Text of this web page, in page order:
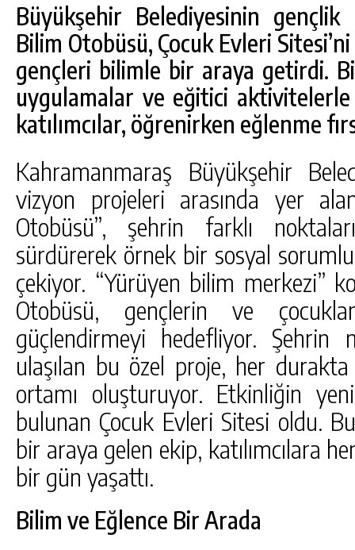
Büyükşehir Belediyesinin gençlik
Bilim Otobüsü, Çocuk Evleri
gençleri bilimle bir araya getirdi.
uygulamalar ve eğitici
katılımcılar, öğrenirken eğlenme
Kahramanmaraş Büyükşehir
vizyon projeleri arasında yer
Otobüsü”, şehrin farklı
sürdürerek örnek bir sosyal
çekiyor. “Yürüyen bilim merkezi”
Otobüsü, gençlerin ve
güçlendirmeyi hedefliyor. Şehrin
ulaşılan bu özel proje, her
ortamı oluşturuyor. Etkinliğin
bulunan Çocuk Evleri Sitesi oldu.
bir araya gelen ekip, katılımcılara
bir gün yaşattı.
Bilim ve Eğlence Bir Arada
GÜNLÜK HABER AKIŞI
GÖKSUN HAFIZLIK KIZ KUR’AN KURSU
ÖĞRENCILERINE DARENDE GEZISI.